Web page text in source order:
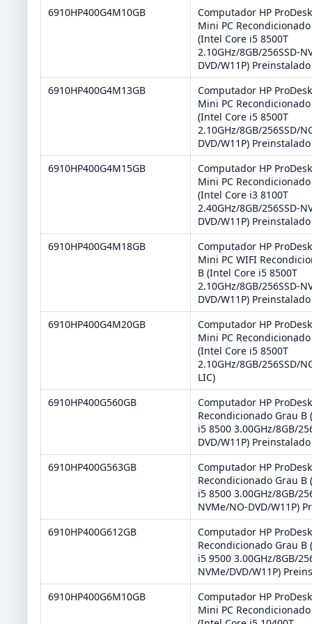
6910HP400G4M10GB
Computador HP
Mini PC
(Intel Core i5 8500T
2.10GHz/8GB/256SSD-
DVD/W11P) Preinstalado
6910HP400G4M13GB
Computador HP
Mini PC
(Intel Core i5 8500T
2.10GHz/8GB/256SSD/
DVD/W11P) Preinstalado
6910HP400G4M15GB
Computador HP
Mini PC
(Intel Core i3 8100T
2.40GHz/8GB/256SSD-
DVD/W11P) Preinstalado
6910HP400G4M18GB
Computador HP
Mini PC WIFI
B (Intel Core i5 8500T
2.10GHz/8GB/256SSD-
DVD/W11P) Preinstalado
6910HP400G4M20GB
Computador HP
Mini PC
(Intel Core i5 8500T
2.10GHz/8GB/256SSD/
LIC)
6910HP400G560GB
Computador HP
Recondicionado Grau B
i5 8500 3.00GHz/8GB/
DVD/W11P) Preinstalado
6910HP400G563GB
Computador HP
Recondicionado Grau B
i5 8500 3.00GHz/8GB/
NVMe/NO-DVD/W11P)
6910HP400G612GB
Computador HP
Recondicionado Grau B
i5 9500 3.00GHz/8GB/
NVMe/DVD/W11P)
6910HP400G6M10GB
Computador HP
Mini PC